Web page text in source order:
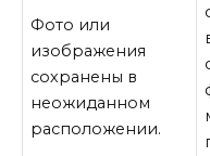
Фото или
изображения
сохранены в
неожиданном
расположении.